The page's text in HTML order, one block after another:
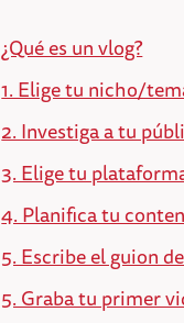
¿Qué es un vlog?
1. Elige tu nicho/
2. Investiga a tu
3. Elige tu
4. Planifica tu
5. Escribe el guion
5. Graba tu primer